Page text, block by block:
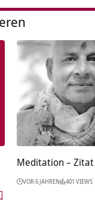
Meditation – Zitat
VOR 6 JAHREN 401 VIEWS